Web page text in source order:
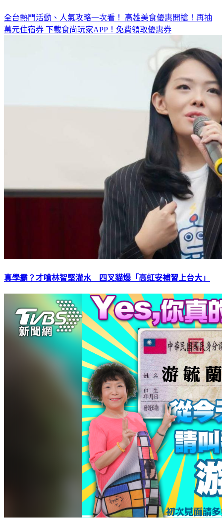
全台熱門活動、人氣攻略一次看！ 高雄美食優惠開搶！再抽
萬元住宿券 下載食尚玩家APP！免費領取優惠券
真學霸？才嗆林智堅灌水 四叉貓爆「高虹安補習上台大」